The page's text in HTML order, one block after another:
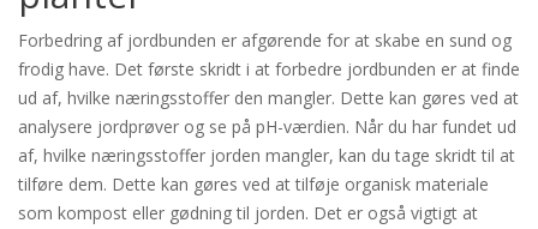
Forbedring af jordbunden er afgørende for at skabe en sund og
frodig have. Det første skridt i at forbedre jordbunden er at finde
ud af, hvilke næringsstoffer den mangler. Dette kan gøres ved at
analysere jordprøver og se på pH-værdien. Når du har fundet ud
af, hvilke næringsstoffer jorden mangler, kan du tage skridt til at
tilføre dem. Dette kan gøres ved at tilføje organisk materiale
som kompost eller gødning til jorden. Det er også vigtigt at